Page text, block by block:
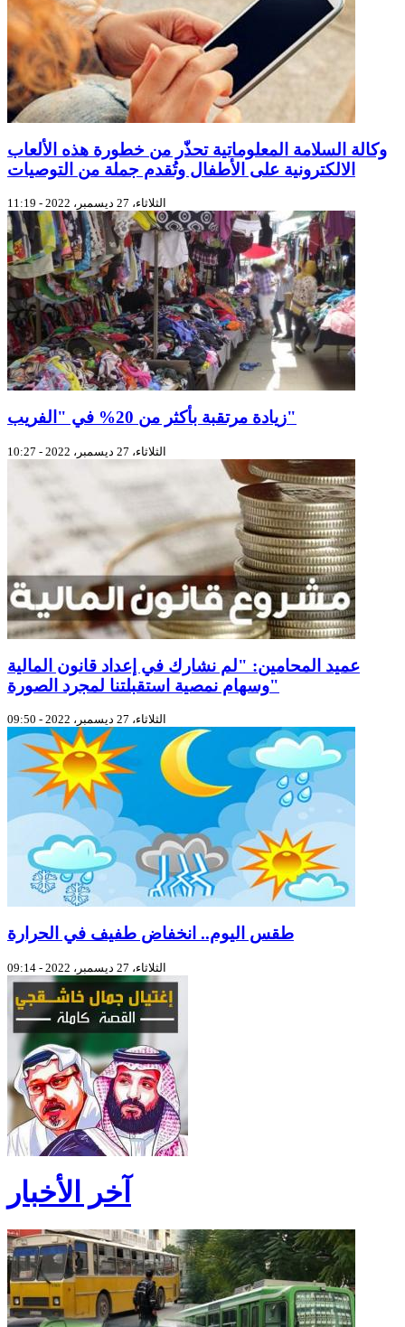
وكالة السلامة المعلوماتية تحذّر من خطورة هذه الألعاب
الالكترونية على الأطفال وتُقدم جملة من التوصيات
الثلاثاء، 27 ديسمبر، 2022 - 11:19
زيادة مرتقبة بأكثر من 20% في "الفريب"
الثلاثاء، 27 ديسمبر، 2022 - 10:27
عميد المحامين: "لم نشارك في إعداد قانون المالية
وسهام نمصية استقبلتنا لمجرد الصورة"
الثلاثاء، 27 ديسمبر، 2022 - 09:50
طقس اليوم.. انخفاض طفيف في الحرارة
الثلاثاء، 27 ديسمبر، 2022 - 09:14
آخر الأخبار